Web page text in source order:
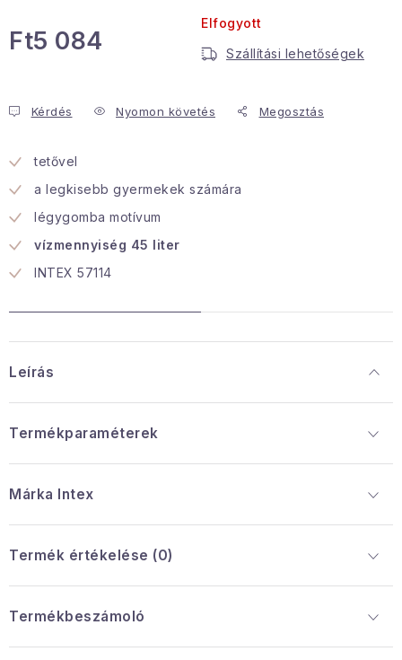
A személyes adatok védelmének feltételei
Kereskedelem feltételes
Érintkezés
Rólunk
Ft5 084
Elfogyott
Szállítási lehetőségek
Kérdés Nyomon követés Megosztás
tetővel
a legkisebb gyermekek számára
légygomba motívum
vízmennyiség 45 liter
INTEX 57114
Leírás
Termékparaméterek
Márka Intex
Termék értékelése (0)
Termékbeszámoló